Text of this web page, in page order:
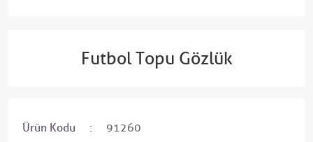
Futbol Topu Gözlük
Ürün Kodu
91260